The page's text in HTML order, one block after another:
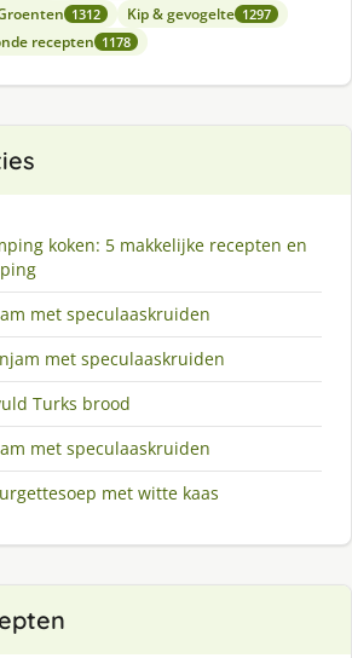
1312 Kip & gevogelte 1297
recepten 1178
koken: 5 makkelijke recepten en
met speculaaskruiden
met speculaaskruiden
Turks brood
met speculaaskruiden
met witte kaas